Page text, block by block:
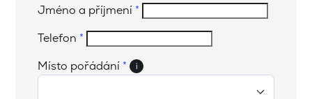
Jméno a příjmení *
Telefon *
Místo pořádání * i